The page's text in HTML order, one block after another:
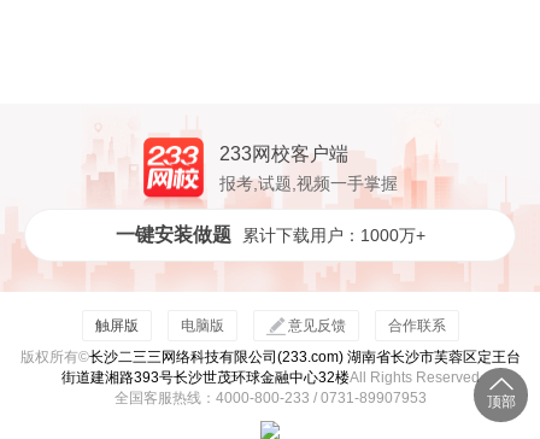
233网校客户端
报考,试题,视频一手掌握
一键安装做题 累计下载用户：1000万+
触屏版 电脑版 意见反馈
合作联系
版权所有©长沙二三三网络科技有限公司(233.com) 湖南省长沙市芙蓉区定王台
街道建湘路393号长沙世茂环球金融中心32楼All Rights Reserved
全国客服热线：4000-800-233 / 0731-89907953
顶部